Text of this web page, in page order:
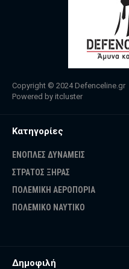
Copyright © 2024 Defenceline.gr
Powered by itcluster
Κατηγορίες
ΕΝΟΠΛΕΣ ΔΥΝΑΜΕΙΣ
ΣΤΡΑΤΟΣ ΞΗΡΑΣ
ΠΟΛΕΜΙΚΗ ΑΕΡΟΠΟΡΙΑ
ΠΟΛΕΜΙΚΟ ΝΑΥΤΙΚΟ
Δημοφιλή